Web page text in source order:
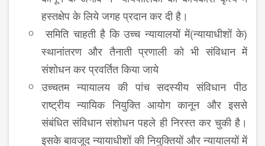
हस्तक्षेप के लिये जगह प्रदान कर दी है।
समिति चाहती है कि उच्च न्यायालयों में(न्यायाधीशों के)
स्थानांतरण और तैनाती प्रणाली को भी संविधान में
संशोधन कर प्रवर्तित किया जाये
उच्चतम न्यायालय की पांच सदस्यीय संविधान पीठ
राष्ट्रीय न्यायिक नियुक्ति आयोग कानून और इससे
संबंधित संविधान संशोधन पहले ही निरस्त कर चुकी है।
इसके बावजूद न्यायाधीशों की नियुक्तियों और न्यायालयों में